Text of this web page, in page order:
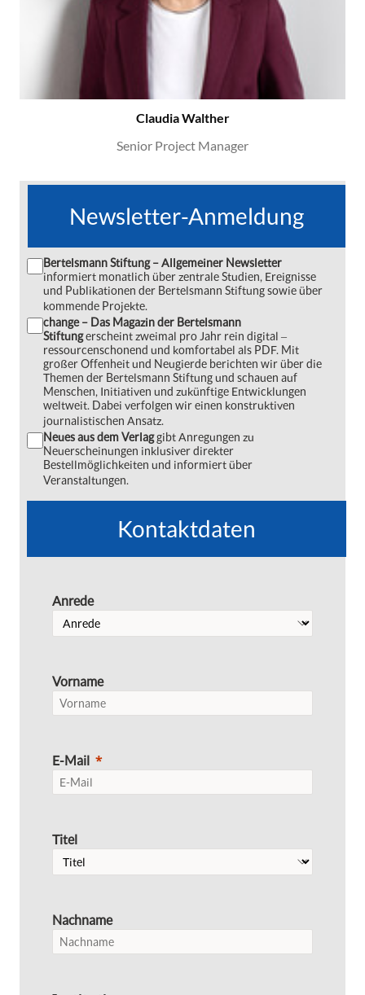
Claudia Walther
Senior Project Manager
Newsletter-Anmeldung
Bertelsmann Stiftung – Allgemeiner Newsletter
informiert monatlich über zentrale Studien, Ereignisse
und Publikationen der Bertelsmann Stiftung sowie über
kommende Projekte.
change – Das Magazin der Bertelsmann
Stiftungerscheint zweimal pro Jahr rein digital ‒
ressourcenschonend und komfortabel als PDF. Mit
großer Offenheit und Neugierde berichten wir über die
Themen der Bertelsmann Stiftung und schauen auf
Menschen, Initiativen und zukünftige Entwicklungen
weltweit. Dabei verfolgen wir einen konstruktiven
journalistischen Ansatz.
Neues aus dem Verlaggibt Anregungen zu
Neuerscheinungen inklusiver direkter
Bestellmöglichkeiten und informiert über
Veranstaltungen.
Kontaktdaten
Anrede
Vorname
E-Mail
Titel
Nachname